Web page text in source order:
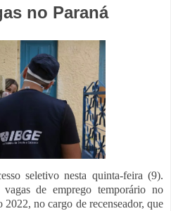
no Paraná
seletivo nesta quinta-feira (9).
de emprego temporário no
2022, no cargo de recenseador, que